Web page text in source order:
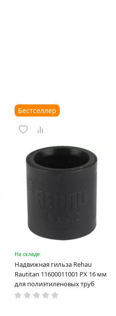
Бестселлер
На складе
Надвижная гильза Rehau
Rautitan 11600011001 PX 16 мм
для полиэтиленовых труб